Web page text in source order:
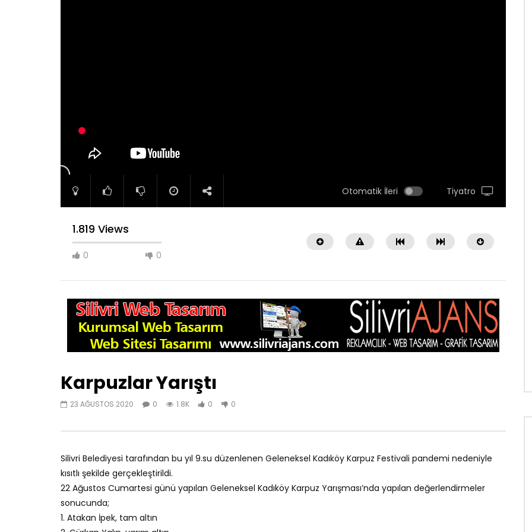
Otomatik İleri Tiyatro
1.819 Views
0 0
Nostradamus 2026’yı Yazdı mı?
Tüyler Ürperten Kehanetler
28 ARALIK 2025
27 ARALIK 2025
Silivri Belediyesi 2025 Yılı Aralık Ayı
1 ARALIK 2025
0
441 0 0
Karpuzlar Yarıştı
23 AĞUSTOS 2020 0 1.8K 0 0
Silivri Belediyesi tarafından bu yıl 9.su düzenlenen Geleneksel Kadıköy Karpuz Festivali pandemi nedeniyle
kısıtlı şekilde gerçekleştirildi.
22 Ağustos Cumartesi günü yapılan Geleneksel Kadıköy Karpuz Yarışması’nda yapılan değerlendirmeler
sonucunda;
1. Atakan İpek, tam altın